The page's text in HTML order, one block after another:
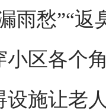
雨愁”“
小区各个
设施让老